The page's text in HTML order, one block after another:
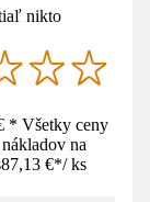
nikto
* Všetky ceny
na
87,13 €*/ ks